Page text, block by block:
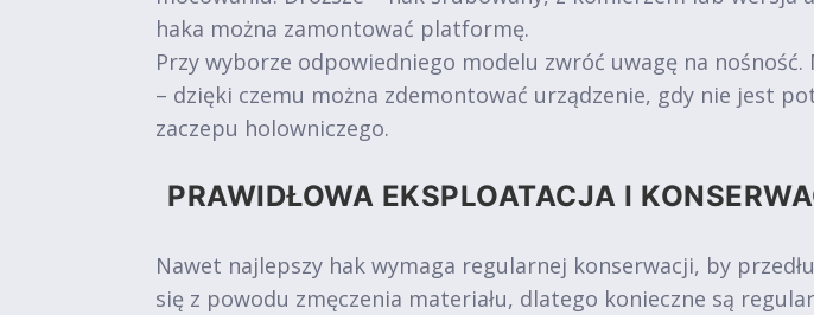
haka można zamontować platformę.
Przy wyborze odpowiedniego modelu zwróć uwagę na
– dzięki czemu można zdemontować urządzenie, gdy nie jest
zaczepu holowniczego.
PRAWIDŁOWA EKSPLOATACJA I
Nawet najlepszy hak wymaga regularnej konserwacji, by
się z powodu zmęczenia materiału, dlatego konieczne są